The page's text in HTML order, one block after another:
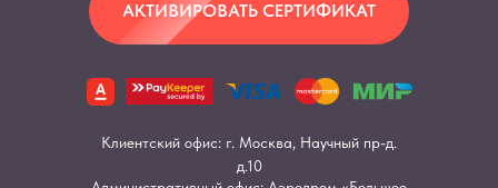
АКТИВИРОВАТЬ СЕРТИФИКАТ
Клиентский офис: г. Москва, Научный пр-д.
д.10